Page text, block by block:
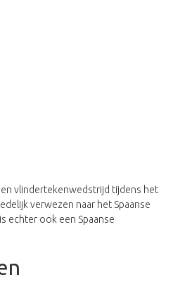
vlindertekenwedstrijd tijdens het
verwezen naar het Spaanse
echter ook een Spaanse